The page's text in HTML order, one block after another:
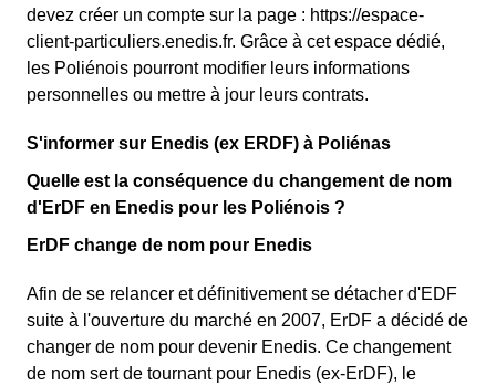
devez créer un compte sur la page : https://espace-
client-particuliers.enedis.fr. Grâce à cet espace dédié,
les Poliénois pourront modifier leurs informations
personnelles ou mettre à jour leurs contrats.
S'informer sur Enedis (ex ERDF) à Poliénas
Quelle est la conséquence du changement de nom
d'ErDF en Enedis pour les Poliénois ?
ErDF change de nom pour Enedis
Afin de se relancer et définitivement se détacher d'EDF
suite à l'ouverture du marché en 2007, ErDF a décidé de
changer de nom pour devenir Enedis. Ce changement
de nom sert de tournant pour Enedis (ex-ErDF), le